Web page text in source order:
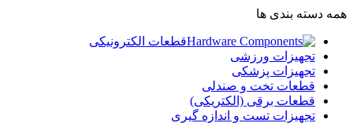
همه دسته بندی ها
قطعات الکترونیکی
تجهیزات ورزشی
تجهیزات پزشکی
قطعات تخت و صندلی
قطعات برقی (الکتریکی)
تجهیزات تست و اندازه گیری